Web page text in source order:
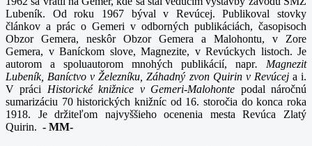
Lubeník. Od roku 1967 býval v Revúcej. Publikoval stovky
článkov a prác o Gemeri v odborných publikáciách, časopisoch
Obzor Gemera, neskôr Obzor Gemera a Malohontu, v Zore
Gemera, v Baníckom slove, Magnezite, v Revúckych listoch. Je
autorom a spoluautorom mnohých publikácií, napr. Magnezit
Lubeník, Baníctvo v Železníku, Záhadný zvon Quirin v Revúcej a i.
V práci Historické knižnice v Gemeri-Malohonte podal náročnú
sumarizáciu 70 historických knižníc od 16. storočia do konca roka
1918. Je držiteľom najvyššieho ocenenia mesta Revúca Zlatý
Quirin. - MM-